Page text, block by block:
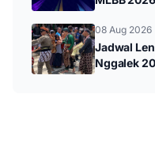
08 Aug 2026
Jadwal
Nggalek